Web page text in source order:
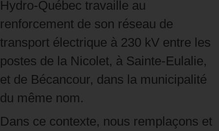
Hydro‑Québec travaille au
renforcement de son réseau de
transport électrique à 230 kV entre les
postes de la Nicolet, à Sainte‑Eulalie,
et de Bécancour, dans la municipalité
du même nom.
Dans ce contexte, nous remplaçons et